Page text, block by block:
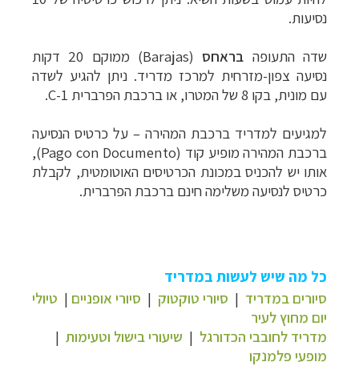
נסיעות.
שדה התעופה בראחס (
Barajas
) ממוקם 20 דקות
נסיעה צפון-מזרחית למרכז מדריד. ניתן להגיע לשדה
עם מונית, בקו 8 של המטרו, או ברכבת הפרברית 1-
C
.
למגיעים למדריד ברכבת המהירה – על כרטיס הנסיעה
ברכבת המהירה מופיע קוד (Pago con Documento
),
אותו יש להכניס במכונת הכרטיסים האוטומטית, לקבלת
כרטיס לנסיעה משלימה חינם ברכבת הפרברית.
כל מה שיש לעשות במדריד
סיורים במדריד | סיורי טוקטוק | סיורי אופניים | טיולי
יום מחוץ לעיר
מדריד לחובבי הכדורגל | שיעורי בישול וטעימות |
מופעי פלמנקו